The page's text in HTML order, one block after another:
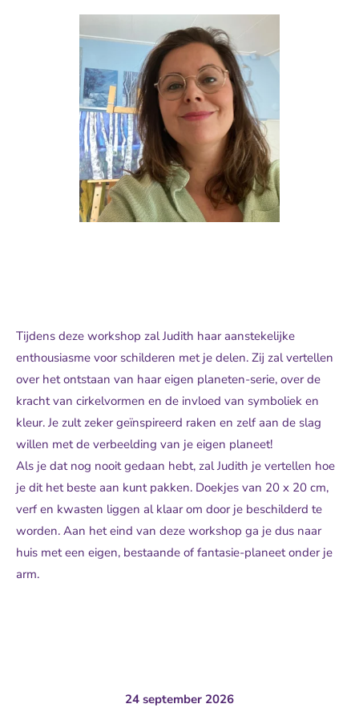
Tijdens deze workshop zal Judith haar aanstekelijke
enthousiasme voor schilderen met je delen. Zij zal vertellen
over het ontstaan van haar eigen planeten-serie, over de
kracht van cirkelvormen en de invloed van symboliek en
kleur. Je zult zeker geïnspireerd raken en zelf aan de slag
willen met de verbeelding van je eigen planeet!
Als je dat nog nooit gedaan hebt, zal Judith je vertellen hoe
je dit het beste aan kunt pakken. Doekjes van 20 x 20 cm,
verf en kwasten liggen al klaar om door je beschilderd te
worden. Aan het eind van deze workshop ga je dus naar
huis met een eigen, bestaande of fantasie-planeet onder je
arm.
24 september 2026